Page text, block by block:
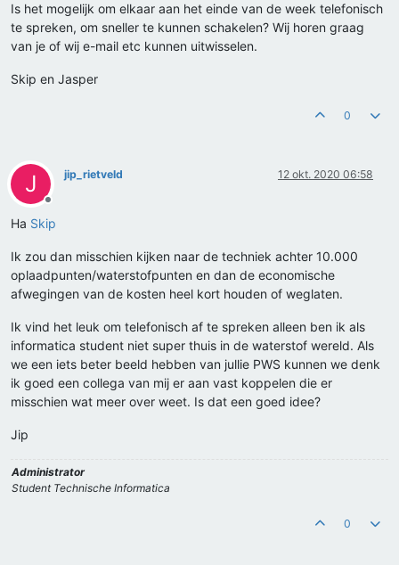
Is het mogelijk om elkaar aan het einde van de week telefonisch
te spreken, om sneller te kunnen schakelen? Wij horen graag
van je of wij e-mail etc kunnen uitwisselen.
Skip en Jasper
0
J
Offline
jip_rietveld 12 okt. 2020 06:58
Ha Skip
Ik zou dan misschien kijken naar de techniek achter 10.000
oplaadpunten/waterstofpunten en dan de economische
afwegingen van de kosten heel kort houden of weglaten.
Ik vind het leuk om telefonisch af te spreken alleen ben ik als
informatica student niet super thuis in de waterstof wereld. Als
we een iets beter beeld hebben van jullie PWS kunnen we denk
ik goed een collega van mij er aan vast koppelen die er
misschien wat meer over weet. Is dat een goed idee?
Jip
Administrator
Student Technische Informatica
0